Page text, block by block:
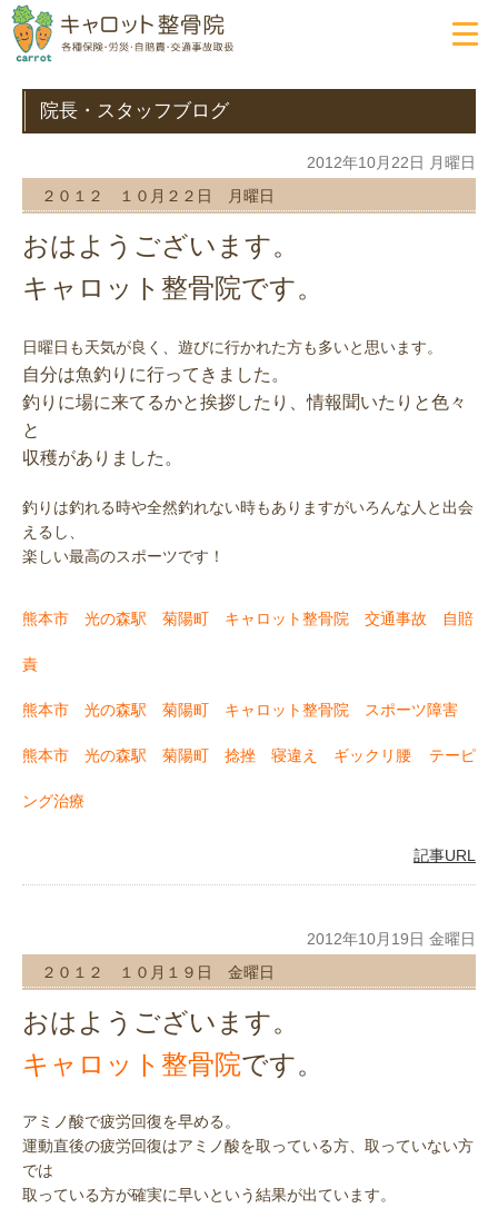
院長・スタッフブログ
2012年10月22日 月曜日
２０１２ １０月２２日 月曜日
おはようございます。
キャロット整骨院です。
日曜日も天気が良く、遊びに行かれた方も多いと思います。
自分は魚釣りに行ってきました。
釣りに場に来てるかと挨拶したり、情報聞いたりと色々
と
収穫がありました。
釣りは釣れる時や全然釣れない時もありますがいろんな人と出会
えるし、
楽しい最高のスポーツです！
熊本市 光の森駅 菊陽町 キャロット整骨院 交通事故 自賠
責
熊本市 光の森駅 菊陽町 キャロット整骨院 スポーツ障害
熊本市 光の森駅 菊陽町 捻挫 寝違え ギックリ腰 テーピ
ング治療
記事URL
2012年10月19日 金曜日
２０１２ １０月１９日 金曜日
おはようございます。
キャロット整骨院です。
アミノ酸で疲労回復を早める。
運動直後の疲労回復はアミノ酸を取っている方、取っていない方
では
取っている方が確実に早いという結果が出ています。